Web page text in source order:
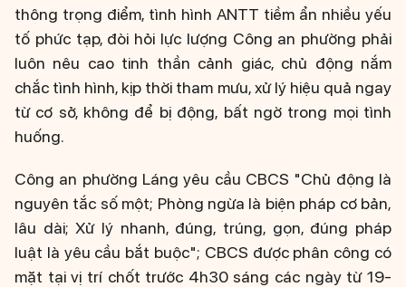
thông trọng điểm, tình hình ANTT tiềm ẩn nhiều yếu
tố phức tạp, đòi hỏi lực lượng Công an phường phải
luôn nêu cao tinh thần cảnh giác, chủ động nắm
chắc tình hình, kịp thời tham mưu, xử lý hiệu quả ngay
từ cơ sở, không để bị động, bất ngờ trong mọi tình
huống.
Công an phường Láng yêu cầu CBCS "Chủ động là
nguyên tắc số một; Phòng ngừa là biện pháp cơ bản,
lâu dài; Xử lý nhanh, đúng, trúng, gọn, đúng pháp
luật là yêu cầu bắt buộc"; CBCS được phân công có
mặt tại vị trí chốt trước 4h30 sáng các ngày từ 19-